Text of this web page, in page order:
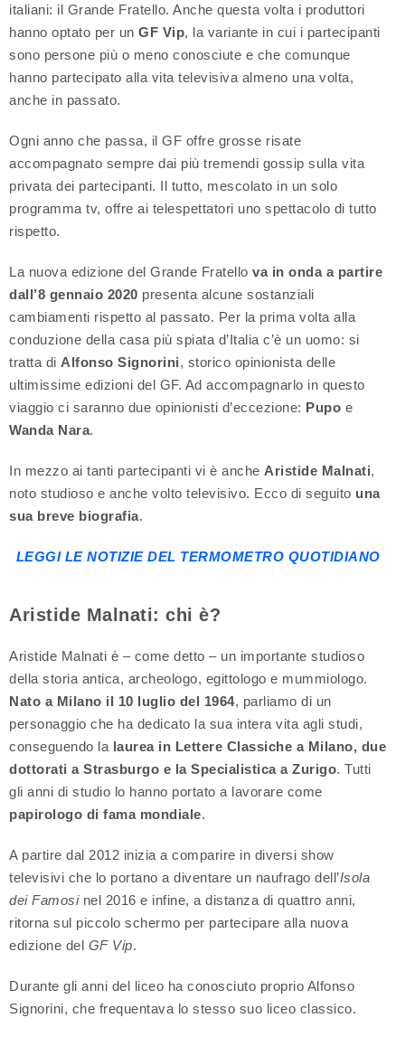
italiani: il Grande Fratello. Anche questa volta i produttori
hanno optato per un GF Vip, la variante in cui i partecipanti
sono persone più o meno conosciute e che comunque
hanno partecipato alla vita televisiva almeno una volta,
anche in passato.
Ogni anno che passa, il GF offre grosse risate
accompagnato sempre dai più tremendi gossip sulla vita
privata dei partecipanti. Il tutto, mescolato in un solo
programma tv, offre ai telespettatori uno spettacolo di tutto
rispetto.
La nuova edizione del Grande Fratello va in onda a partire
dall’8 gennaio 2020 presenta alcune sostanziali
cambiamenti rispetto al passato. Per la prima volta alla
conduzione della casa più spiata d’Italia c’è un uomo: si
tratta di Alfonso Signorini, storico opinionista delle
ultimissime edizioni del GF. Ad accompagnarlo in questo
viaggio ci saranno due opinionisti d’eccezione: Pupo e
Wanda Nara.
In mezzo ai tanti partecipanti vi è anche Aristide Malnati,
noto studioso e anche volto televisivo. Ecco di seguito una
sua breve biografia.
LEGGI LE NOTIZIE DEL TERMOMETRO QUOTIDIANO
Aristide Malnati: chi è?
Aristide Malnati è – come detto – un importante studioso
della storia antica, archeologo, egittologo e mummiologo.
Nato a Milano il 10 luglio del 1964, parliamo di un
personaggio che ha dedicato la sua intera vita agli studi,
conseguendo la laurea in Lettere Classiche a Milano, due
dottorati a Strasburgo e la Specialistica a Zurigo. Tutti
gli anni di studio lo hanno portato a lavorare come
papirologo di fama mondiale.
A partire dal 2012 inizia a comparire in diversi show
televisivi che lo portano a diventare un naufrago dell’Isola
dei Famosinel 2016 e infine, a distanza di quattro anni,
ritorna sul piccolo schermo per partecipare alla nuova
edizione del GF Vip.
Durante gli anni del liceo ha conosciuto proprio Alfonso
Signorini, che frequentava lo stesso suo liceo classico.